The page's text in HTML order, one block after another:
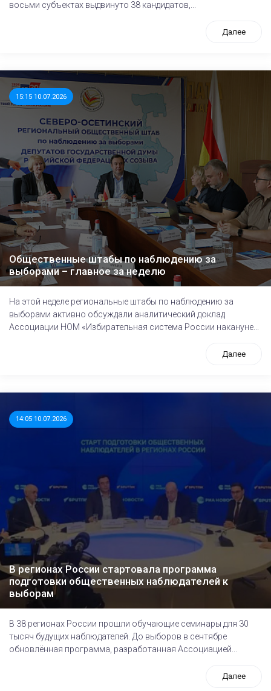
восьми субъектах выдвинуто 38 кандидатов,...
Далее
15:15 10.07.2026
Общественные штабы по наблюдению за
выборами – главное за неделю
На этой неделе региональные штабы по наблюдению за
выборами активно обсуждали аналитический доклад
Ассоциации НОМ «Избирательная система России накануне...
Далее
14:05 10.07.2026
В регионах России стартовала программа
подготовки общественных наблюдателей к
выборам
В 38 регионах России прошли обучающие семинары для 30
тысяч будущих наблюдателей. До выборов в сентябре
обновлённая программа, разработанная Ассоциацией...
Далее